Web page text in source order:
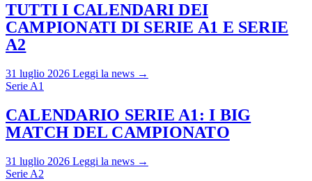
TUTTI I CALENDARI DEI
CAMPIONATI DI SERIE A1 E SERIE
A2
31 luglio 2026 Leggi la news →
Serie A1
CALENDARIO SERIE A1: I BIG
MATCH DEL CAMPIONATO
31 luglio 2026 Leggi la news →
Serie A2